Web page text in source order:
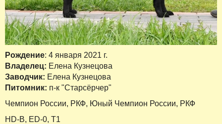
Рождение: 4 января 2021 г.
Владелец: Елена Кузнецова
Заводчик: Елена Кузнецова
Питомник: п-к "Старсёрчер"
Чемпион России, РКФ, Юный Чемпион России, РКФ
HD-B, ED-0, Т1